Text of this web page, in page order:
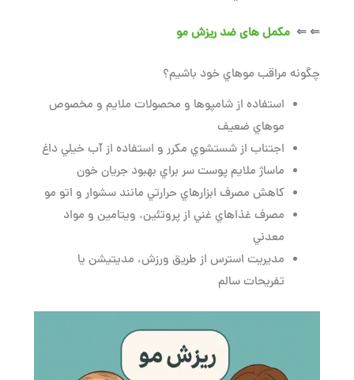
⇐ ⇐مکمل های ضد ریزش مو
چگونه مراقب موهاي خود باشيم؟
استفاده از شامپوها و محصولات ملايم و مخصوص
موهاي ضعيف
اجتناب از شستشوي مكرر و استفاده از آب خيلي داغ
ماساژ ملايم پوست سر براي بهبود جريان خون
كاهش مصرف ابزارهاي حرارتي مانند سشوار و اتو مو
مصرف غذاهاي غني از پروتئين، ويتامين و مواد
معدني
مديريت استرس از طريق ورزش، مديتيشن يا
تفريحات سالم